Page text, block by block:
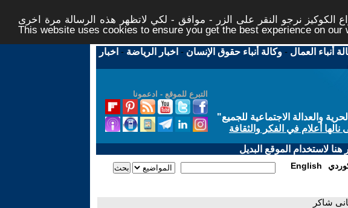
نرجو النقر على الزر - موافق - لكي لاتظهر هذه الرسالة مرة اخرى -
This website uses cookies to ensure you get the best experience on our
أنباء العمال -وكالة أنباء حقوق الإنسان - اخبار الرياضة - اخبار
التبرع للموقع - ادعمونا
والعدالة الاجتماعية للجميع"
أعلام في الفكر والثقافة
لاستخدام الموقع البديل
English
شاكر